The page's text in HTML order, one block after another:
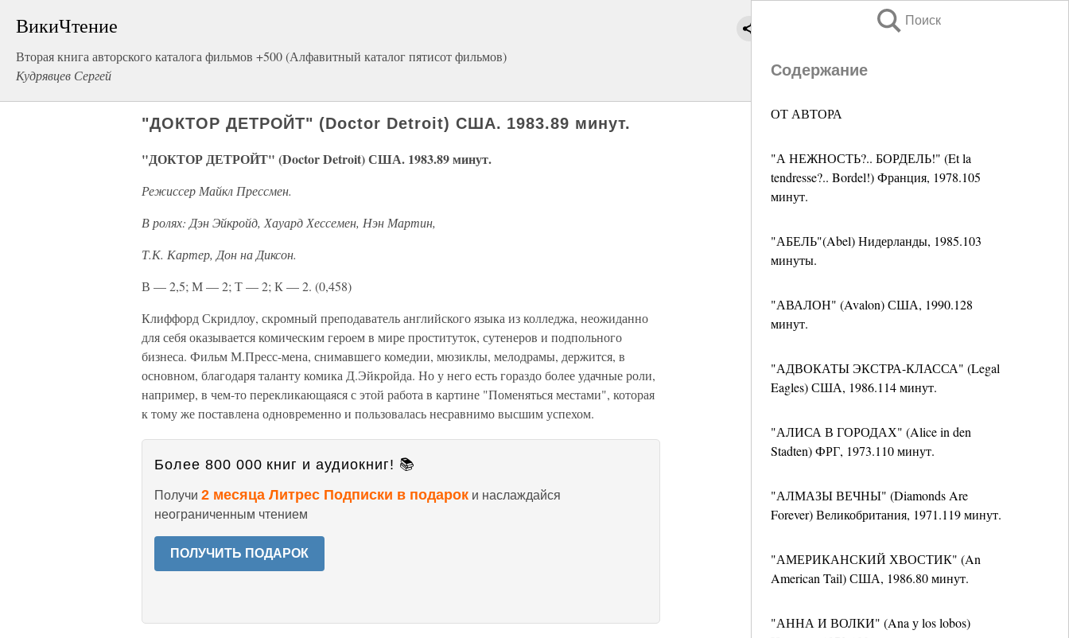
ВикиЧтение
Вторая книга авторского каталога фильмов +500 (Алфавитный каталог пятисот фильмов)
Кудрявцев Сергей
Поиск
Содержание
ОТ АВТОРА
"А НЕЖНОСТЬ?.. БОРДЕЛЬ!" (Et la
tendresse?.. Bordel!) Франция, 1978.105
минут.
"АБЕЛЬ"(Abel) Нидерланды, 1985.103
минуты.
"АВАЛОН" (Avalon) США, 1990.128
минут.
"АДВОКАТЫ ЭКСТРА-КЛАССА" (Legal
Eagles) США, 1986.114 минут.
"АЛИСА В ГОРОДАХ" (Alice in den
Stadten) ФРГ, 1973.110 минут.
"АЛМАЗЫ ВЕЧНЫ" (Diamonds Are
Forever) Великобритания, 1971.119 минут.
"АМЕРИКАНСКИЙ ХВОСТИК" (An
American Tail) США, 1986.80 минут.
"АННА И ВОЛКИ" (Ana у los lobos)
"ДОКТОР ДЕТРОЙТ" (Doctor Detroit) США. 1983.89 минут.
"ДОКТОР ДЕТРОЙТ" (Doctor Detroit) США. 1983.89 минут.
Режиссер Майкл Прессмен.
В ролях: Дэн Эйкройд, Хауард Хессемен, Нэн Мартин,
Т.К. Картер, Дон на Диксон.
В — 2,5; М — 2; Т — 2; К — 2. (0,458)
Клиффорд Скридлоу, скромный преподаватель английского языка из колледжа, неожиданно
для себя оказывается комическим героем в мире проституток, сутенеров и подпольного
бизнеса. Фильм М.Пресс-мена, снимавшего комедии, мюзиклы, мелодрамы, держится, в
основном, благодаря таланту комика Д.Эйкройда. Но у него есть гораздо более удачные роли,
например, в чем-то перекликающаяся с этой работа в картине "Поменяться местами", которая
к тому же поставлена одновременно и пользовалась несравнимо высшим успехом.
Более 800 000 книг и аудиокниг! 📚
Получи 2 месяца Литрес Подписки в подарок и наслаждайся
неограниченным чтением
ПОЛУЧИТЬ ПОДАРОК